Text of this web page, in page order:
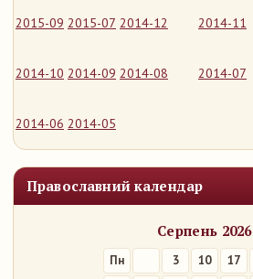
2015-09 2015-07 2014-12 2014-11
2014-10 2014-09 2014-08 2014-07
2014-06 2014-05
Православний календар
Серпень 2026
Пн 3 10 17